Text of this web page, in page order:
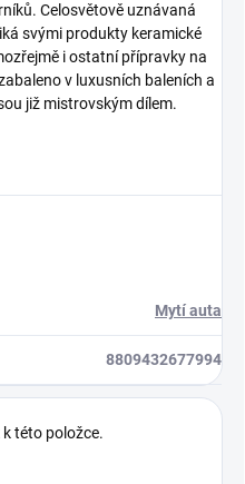
Celosvětově uznávaná
svými produkty keramické
i ostatní přípravky na
v luxusních baleních a
již mistrovským dílem.
Mytí auta
8809432677994
této položce.